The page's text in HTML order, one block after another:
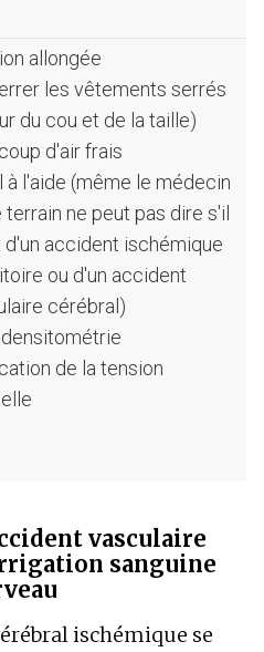
allongée
les vêtements serrés
du cou et de la taille)
d'air frais
à l'aide (même le médecin
terrain ne peut pas dire s'il
d'un accident ischémique
ou d'un accident
cérébral)
de la tension
vasculaire
sanguine
ischémique se